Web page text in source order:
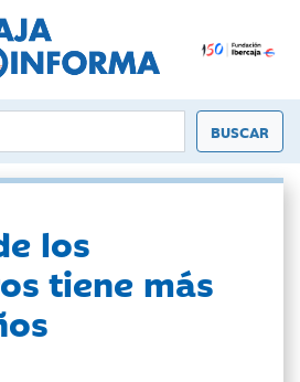
los
tiene más